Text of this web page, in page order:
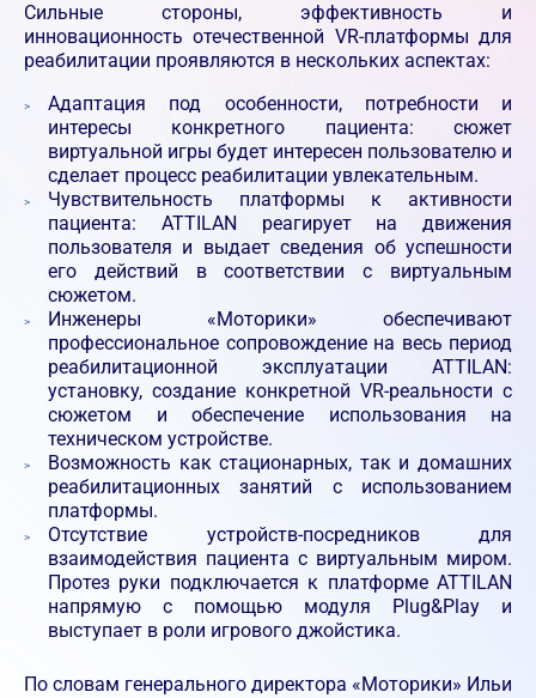
Сильные стороны, эффективность и
инновационность отечественной VR-платформы для
реабилитации проявляются в нескольких аспектах:
Адаптация под особенности, потребности и
интересы конкретного пациента: сюжет
виртуальной игры будет интересен пользователю и
сделает процесс реабилитации увлекательным.
Чувствительность платформы к активности
пациента: ATTILAN реагирует на движения
пользователя и выдает сведения об успешности
его действий в соответствии с виртуальным
сюжетом.
Инженеры «Моторики» обеспечивают
профессиональное сопровождение на весь период
реабилитационной эксплуатации ATTILAN:
установку, создание конкретной VR-реальности с
сюжетом и обеспечение использования на
техническом устройстве.
Возможность как стационарных, так и домашних
реабилитационных занятий с использованием
платформы.
Отсутствие устройств-посредников для
взаимодействия пациента с виртуальным миром.
Протез руки подключается к платформе ATTILAN
напрямую с помощью модуля Plug&Play и
выступает в роли игрового джойстика.
По словам генерального директора «Моторики» Ильи